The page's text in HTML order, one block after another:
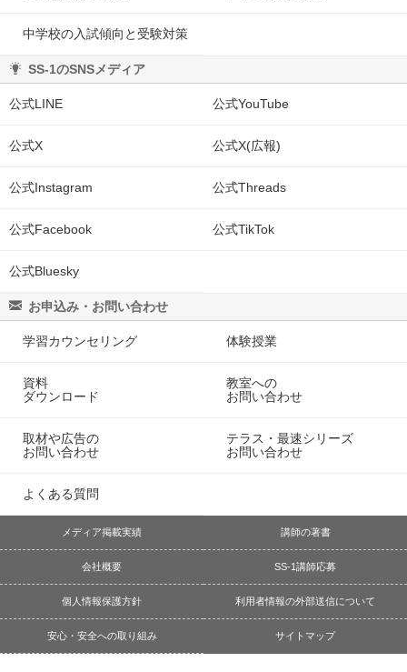
中学校の入試傾向と受験対策
SS-1のSNSメディア
公式LINE 公式YouTube
公式X 公式X(広報)
公式Instagram 公式Threads
公式Facebook 公式TikTok
公式Bluesky
お申込み・お問い合わせ
学習カウンセリング 体験授業
資料
ダウンロード
教室への
お問い合わせ
取材や広告の
お問い合わせ
テラス・最速シリーズ
お問い合わせ
よくある質問
メディア掲載実績 講師の著書
会社概要 SS-1講師応募
個人情報保護方針 利用者情報の外部送信について
安心・安全への取り組み サイトマップ